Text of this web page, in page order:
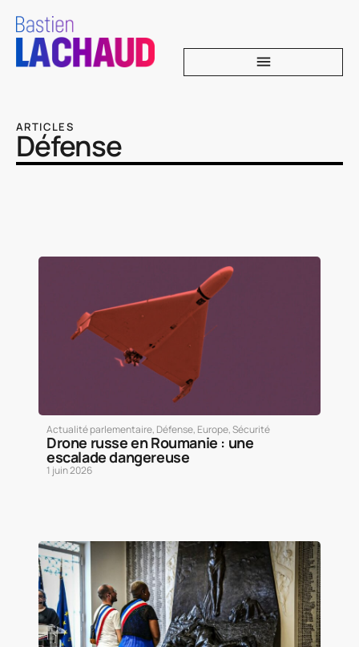
ARTICLES
Défense
Actualité parlementaire, Défense, Europe,Sécurité
Drone russe en Roumanie : une
escalade dangereuse
1 juin 2026